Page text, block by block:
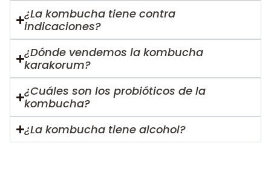
¿La kombucha tiene contra
indicaciones?
¿Dónde vendemos la kombucha
karakorum?
¿Cuáles son los probióticos de la
kombucha?
¿La kombucha tiene alcohol?